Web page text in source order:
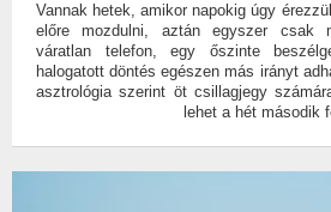
Vannak hetek, amikor napokig úgy
előre mozdulni, aztán egyszer csak
váratlan telefon, egy őszinte
halogatott döntés egészen más irányt
asztrológia szerint öt csillagjegy
lehet a hét második